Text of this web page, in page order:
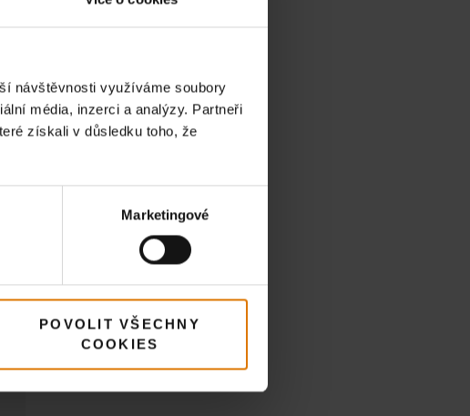
návštěvnosti využíváme soubory
média, inzerci a analýzy. Partneři
získali v důsledku toho, že
Marketingové
POVOLIT VŠECHNY
COOKIES